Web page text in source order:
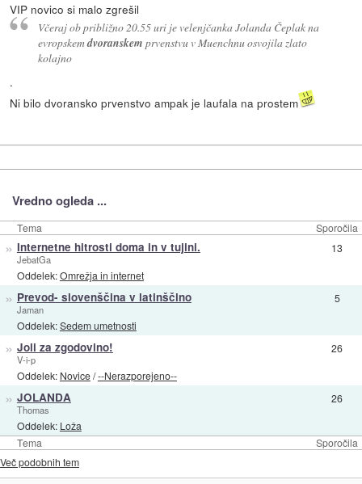
VIP novico si malo zgrešil
Včeraj ob približno 20.55 uri je velenjčanka Jolanda Čeplak na
evropskemdvoranskem prvenstvu v Muenchnu osvojila zlato
kolajno
.
Ni bilo dvoransko prvenstvo ampak je laufala na prostem
Vredno ogleda ...
Tema Sporočila
Tema Sporočila
» Internetne hitrosti doma in v tujini.
JebatGa
Oddelek:Omrežja in internet
13
» Prevod- slovenščina v latinščino
Jaman
Oddelek:Sedem umetnosti
5
» Joli za zgodovino!
V-i-p
Oddelek: Novice/--Nerazporejeno--
26
» JOLANDA
Thomas
Oddelek: Loža
26
Več podobnih tem